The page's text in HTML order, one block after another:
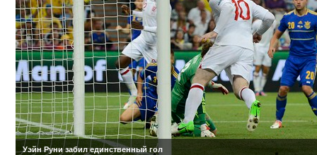
Уэйн Руни забил единственный гол